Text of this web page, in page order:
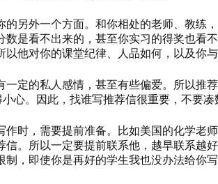
另外一个方面。和你相处的老师、教
是看不出来的，甚至你实习的得奖也看
他对你的课堂纪律、人品如何，以及你
定的私人感情，甚至有些偏爱。所以
心。因此，找谁写推荐信很重要，不要
时，需要提前准备。比如美国的化学老
。所以一定要提前联系他，越早联系越
，即使你是再好的学生我也没办法给你写